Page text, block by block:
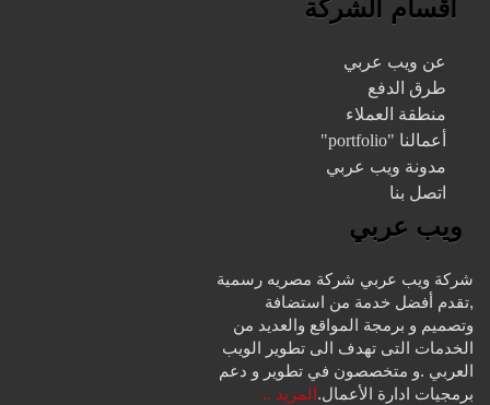
اقسام الشركة
عن ويب عربي
طرق الدفع
منطقة العملاء
أعمالنا "portfolio"
مدونة ويب عربي
اتصل بنا
ويب عربي
شركة ويب عربي شركة مصريه رسمية
,تقدم أفضل خدمة من استضافة
وتصميم و برمجة المواقع والعديد من
الخدمات التى تهدف الى تطوير الويب
العربي .و متخصصون في تطوير و دعم
برمجيات ادارة الأعمال.المزيد ..